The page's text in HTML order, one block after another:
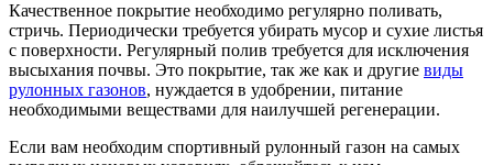
Качественное покрытие необходимо регулярно поливать,
стричь. Периодически требуется убирать мусор и сухие листья
с поверхности. Регулярный полив требуется для исключения
высыхания почвы. Это покрытие, так же как и другие виды
рулонных газонов, нуждается в удобрении, питание
необходимыми веществами для наилучшей регенерации.
Если вам необходим спортивный рулонный газон на самых